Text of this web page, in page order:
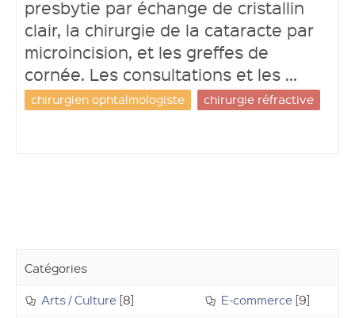
presbytie par échange de cristallin
clair, la chirurgie de la cataracte par
microincision, et les greffes de
cornée. Les consultations et les ...
chirurgien ophtalmologiste chirurgie réfractive
Catégories
Arts / Culture [8] E-commerce [9]